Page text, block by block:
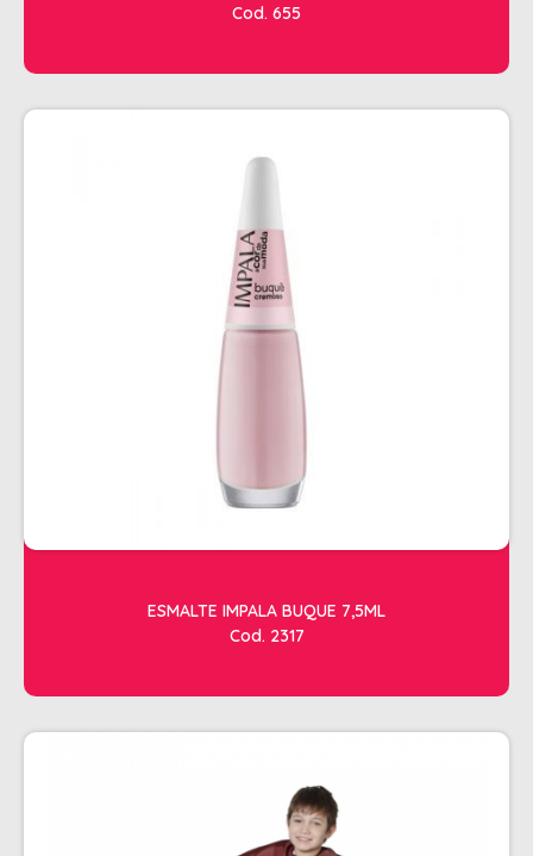
Cod. 655
ESMALTE IMPALA BUQUE 7,5ML
Cod. 2317